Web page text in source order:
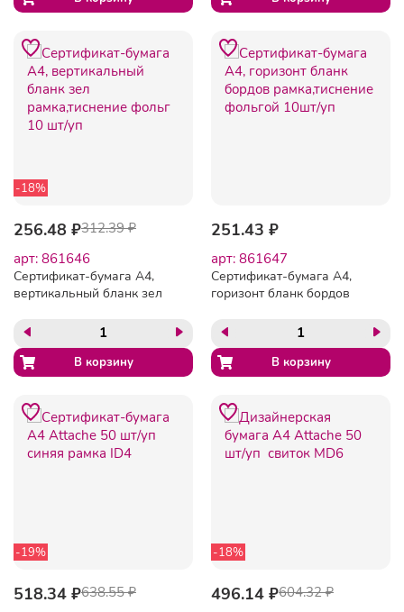
-18%
256.48 ₽312.39 ₽
арт: 861646
Сертификат-бумага А4,
вертикальный бланк зел
шт/уп
251.43 ₽
арт: 861647
Сертификат-бумага А4,
горизонт бланк бордов
10шт/уп
-19%
518.34 ₽638.55 ₽
-18%
496.14 ₽604.32 ₽